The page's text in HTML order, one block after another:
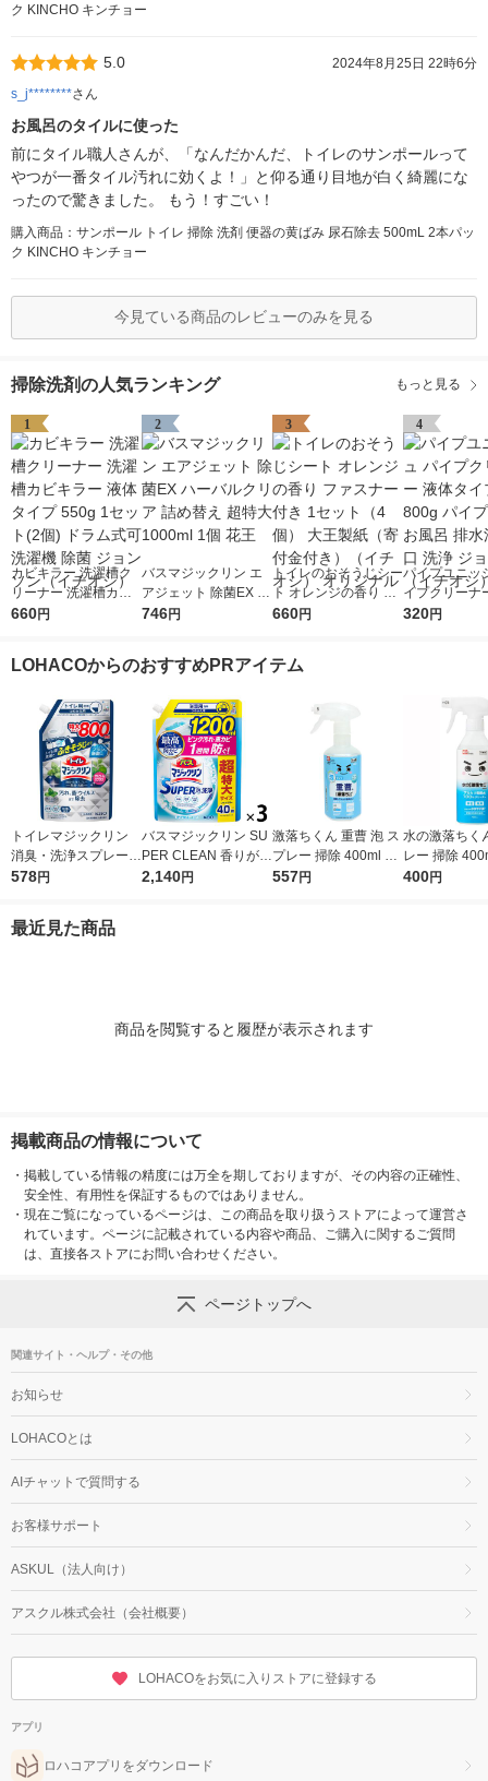
ク KINCHO キンチョー
5.0
2024年8月25日 22時6分
s_j********さん
お風呂のタイルに使った
前にタイル職人さんが、「なんだかんだ、トイレのサンポールって
やつが一番タイル汚れに効くよ！」と仰る通り目地が白く綺麗にな
ったので驚きました。 もう！すごい！
購入商品：サンポール トイレ 掃除 洗剤 便器の黄ばみ 尿石除去 500mL 2本パッ
ク KINCHO キンチョー
今見ている商品のレビューのみを見る
掃除洗剤の人気ランキング もっと見る
1
カビキラー 洗濯槽ク
リーナー 洗濯槽カビ
キラー 液体タイプ 55
ョンソン（イチオシ）
660円
2
バスマジックリン エ
アジェット 除菌EX ハ
ーバルクリア 詰め替
746円
3
トイレのおそうじシー
ト オレンジの香り フ
ァスナー付き 1セット
シ） オリジナル
660円
4
パイプユニッ
イプクリーナ
タイプ 800g
320円
LOHACOからのおすすめPRアイテム
トイレマジックリン
消臭・洗浄スプレー
除菌・抗菌 クリーン
578円
バスマジックリン SU
PER CLEAN 香りが残
らない 詰め替え 超特
2,140円
激落ちくん 重曹 泡 ス
プレー 掃除 400ml レ
ック (C00132)
557円
水の激落ちく
レー 掃除
ク
400円
最近見た商品
商品を閲覧すると履歴が表示されます
掲載商品の情報について
・ 掲載している情報の精度には万全を期しておりますが、その内容の正確性、
安全性、有用性を保証するものではありません。
・ 現在ご覧になっているページは、この商品を取り扱うストアによって運営さ
れています。ページに記載されている内容や商品、ご購入に関するご質問
は、直接各ストアにお問い合わせください。
ページトップへ
関連サイト・ヘルプ・その他
お知らせ
LOHACOとは
AIチャットで質問する
お客様サポート
ASKUL（法人向け）
アスクル株式会社（会社概要）
LOHACOをお気に入りストアに登録する
アプリ
ロハコアプリをダウンロード